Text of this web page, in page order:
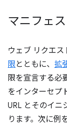
マニフェ
ウェブ リクエ
限 とともに、 拡
限を宣言する必
をインターセプ
URL とそのイニ
ります。次に例